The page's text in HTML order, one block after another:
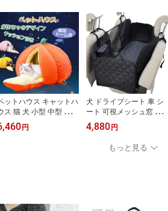
ットハウス キャットハ
ス 猫 犬 小型 中型 猫ハ
ス ドーム型 かぼちゃ
かん クッション ドー
円
犬 ドライブシート 車 シ
ート 可視メッシュ窓 ト
ランク用 折り畳み 防水
滑り止め 犬用 ペット カ
ーシート ペットシート
カバー 車用 後部座席 後
4,880円
もっと見る